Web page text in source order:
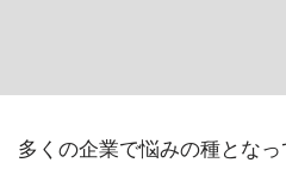
多くの企業で悩みの種とな